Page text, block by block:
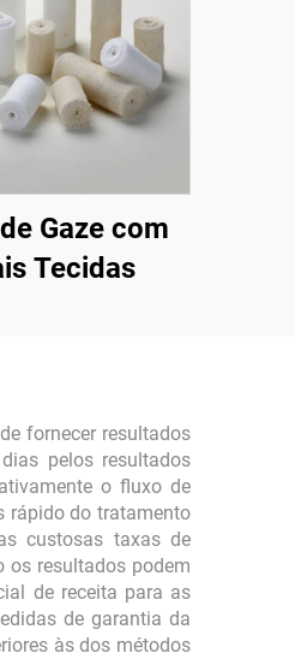
Gaze com
Tecidas
fornecer resultados
pelos resultados
o fluxo de
rápido do tratamento
custosas taxas de
os resultados podem
de receita para as
de garantia da
às dos métodos